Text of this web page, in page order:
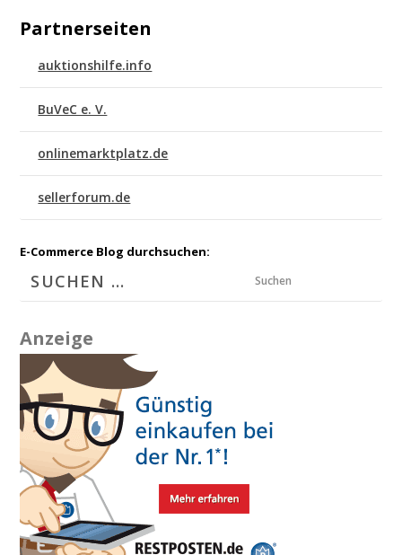
Partnerseiten
auktionshilfe.info
BuVeC e. V.
onlinemarktplatz.de
sellerforum.de
E-Commerce Blog durchsuchen:
Suchen
Anzeige